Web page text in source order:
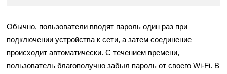
Обычно, пользователи вводят пароль один раз при
подключении устройства к сети, а затем соединение
происходит автоматически. С течением времени,
пользователь благополучно забыл пароль от своего Wi-Fi. В